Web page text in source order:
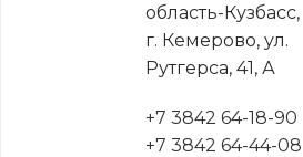
область-Кузбасс,
г. Кемерово, ул.
Рутгерса, 41, А
+7 3842 64-18-90
+7 3842 64-44-08